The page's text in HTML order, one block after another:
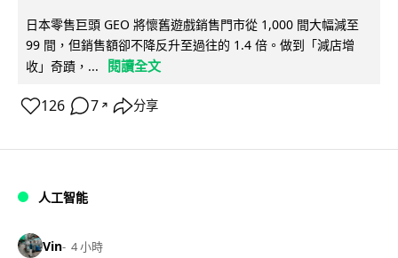
日本零售巨頭 GEO 將懷舊遊戲銷售門市從 1,000 間大幅減至
99 間，但銷售額卻不降反升至過往的 1.4 倍。做到「減店增
收」奇蹟，...
閱讀全文
126 7 ↗ 分享
人工智能
Vin 4 小時